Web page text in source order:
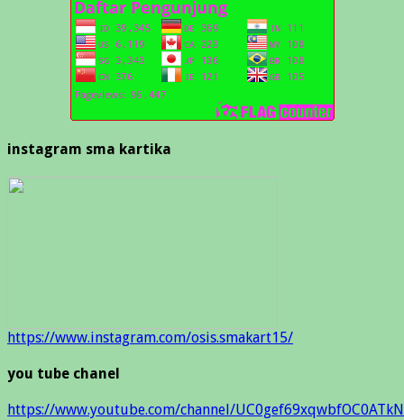
instagram sma kartika
https://www.instagram.com/osis.smakart15/
you tube chanel
https://www.youtube.com/channel/